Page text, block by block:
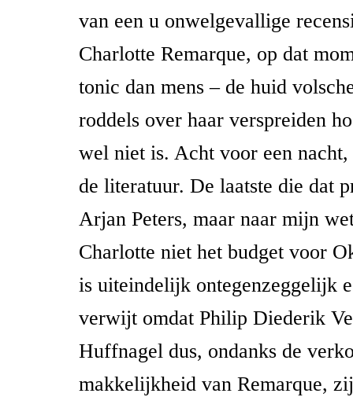
van een u onwelgevallige
Charlotte Remarque, op dat
tonic dan mens – de huid
roddels over haar verspreiden
wel niet is. Acht voor een nacht,
de literatuur. De laatste die dat
Arjan Peters, maar naar mijn
Charlotte niet het budget voor
is uiteindelijk ontegenzeggelijk
verwijt omdat Philip Diederik
Huffnagel dus, ondanks de
makkelijkheid van Remarque,